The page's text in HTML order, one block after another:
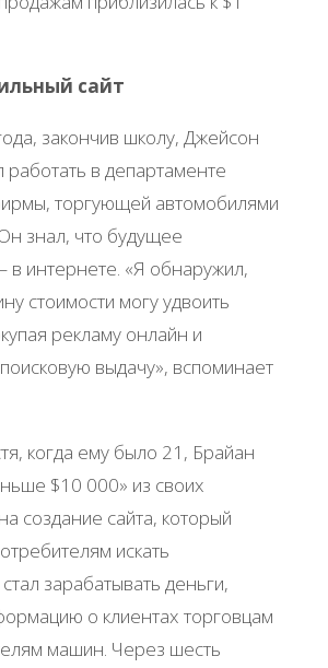
сайт
закончив школу, Джейсон
работать в департаменте
торгующей автомобилями
знал, что будущее
в интернете. «Я обнаружил,
стоимости могу удвоить
рекламу онлайн и
выдачу», вспоминает
когда ему было 21, Брайан
$10 000» из своих
создание сайта, который
искать
зарабатывать деньги,
о клиентах торговцам
машин. Через шесть